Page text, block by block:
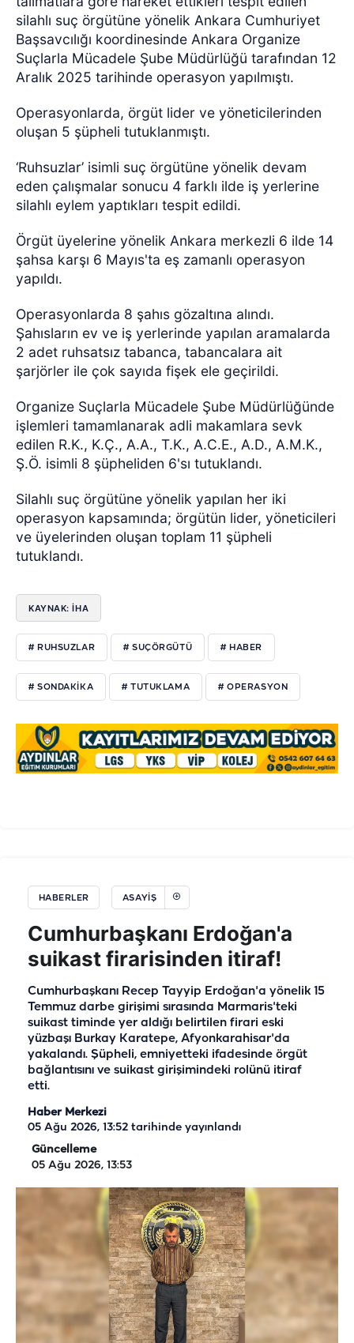
silahlı suç örgütüne yönelik Ankara Cumhuriyet
Başsavcılığı koordinesinde Ankara Organize
Suçlarla Mücadele Şube Müdürlüğü tarafından 12
Aralık 2025 tarihinde operasyon yapılmıştı.
Operasyonlarda, örgüt lider ve yöneticilerinden
oluşan 5 şüpheli tutuklanmıştı.
‘Ruhsuzlar’ isimli suç örgütüne yönelik devam
eden çalışmalar sonucu 4 farklı ilde iş yerlerine
silahlı eylem yaptıkları tespit edildi.
Örgüt üyelerine yönelik Ankara merkezli 6 ilde 14
şahsa karşı 6 Mayıs'ta eş zamanlı operasyon
yapıldı.
Operasyonlarda 8 şahıs gözaltına alındı.
Şahısların ev ve iş yerlerinde yapılan aramalarda
2 adet ruhsatsız tabanca, tabancalara ait
şarjörler ile çok sayıda fişek ele geçirildi.
Organize Suçlarla Mücadele Şube Müdürlüğünde
işlemleri tamamlanarak adli makamlara sevk
edilen R.K., K.Ç., A.A., T.K., A.C.E., A.D., A.M.K.,
Ş.Ö. isimli 8 şüpheliden 6'sı tutuklandı.
Silahlı suç örgütüne yönelik yapılan her iki
operasyon kapsamında; örgütün lider, yöneticileri
ve üyelerinden oluşan toplam 11 şüpheli
tutuklandı.
KAYNAK: İHA
# RUHSUZLAR # SUÇÖRGÜTÜ # HABER
# SONDAKIKA # TUTUKLAMA # OPERASYON
HABERLER ASAYIŞ
Cumhurbaşkanı Erdoğan'a
suikast firarisinden itiraf!
Cumhurbaşkanı Recep Tayyip Erdoğan'a yönelik 15
Temmuz darbe girişimi sırasında Marmaris'teki
suikast timinde yer aldığı belirtilen firari eski
yüzbaşı Burkay Karatepe, Afyonkarahisar'da
yakalandı. Şüpheli, emniyetteki ifadesinde örgüt
bağlantısını ve suikast girişimindeki rolünü itiraf
etti.
Haber Merkezi
05 Ağu 2026, 13:52 tarihinde yayınlandı
Güncelleme
05 Ağu 2026, 13:53